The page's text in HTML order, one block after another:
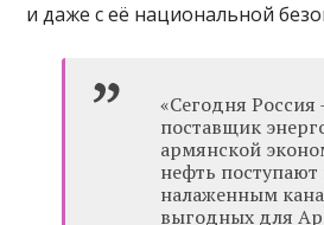
и даже с её национальной
«Сегодня
поставщик
армянской
нефть
налаженным
выгодных для